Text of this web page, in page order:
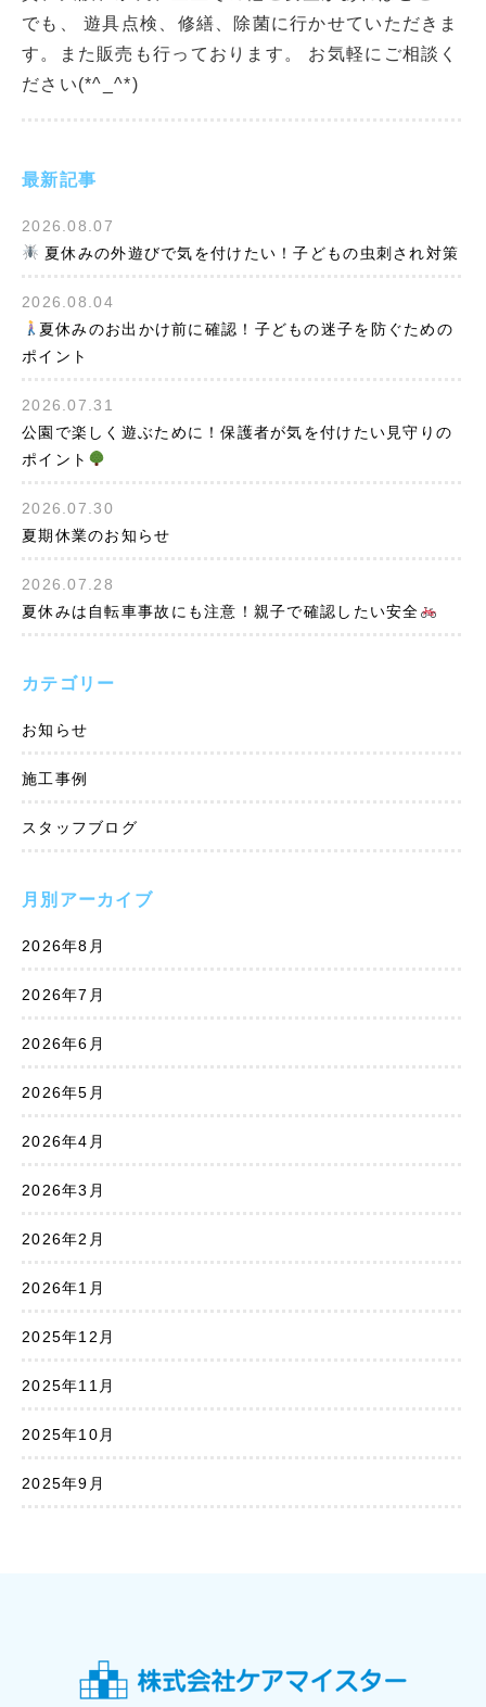
最新記事
2026.08.07
夏休みの外遊びで気を付けたい！子どもの虫刺され対策
2026.08.04
夏休みのお出かけ前に確認！子どもの迷子を防ぐための
ポイント
2026.07.31
公園で楽しく遊ぶために！保護者が気を付けたい見守りの
ポイント
2026.07.30
夏期休業のお知らせ
2026.07.28
夏休みは自転車事故にも注意！親子で確認したい安全
カテゴリー
お知らせ
施工事例
スタッフブログ
月別アーカイブ
2026年8月
2026年7月
2026年6月
2026年5月
2026年4月
2026年3月
2026年2月
2026年1月
2025年12月
2025年11月
2025年10月
2025年9月
でも、 遊具点検、修繕、除菌に行かせていただきま
す。また販売も行っております。 お気軽にご相談く
ださい(*^_^*)